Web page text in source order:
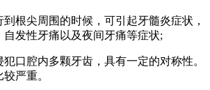
尖周围的时候，可引起牙髓炎症状，
自发性牙痛以及夜间牙痛等症状;
腔内多颗牙齿，具有一定的对称性。
严重。